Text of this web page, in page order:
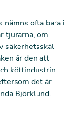
nämns ofta bara i
tjurarna, om
säkerhetsskäl
är den att
köttindustrin.
det är
Björklund.